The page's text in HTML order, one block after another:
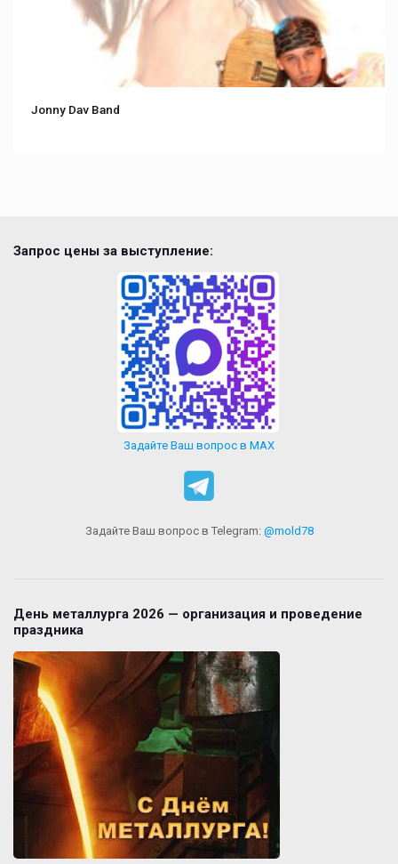
Jonny Dav Band
Запрос цены за выступление:
Задайте Ваш вопрос в MAX
Задайте Ваш вопрос в Telegram: @mold78
День металлурга 2026 — организация и проведение
праздника